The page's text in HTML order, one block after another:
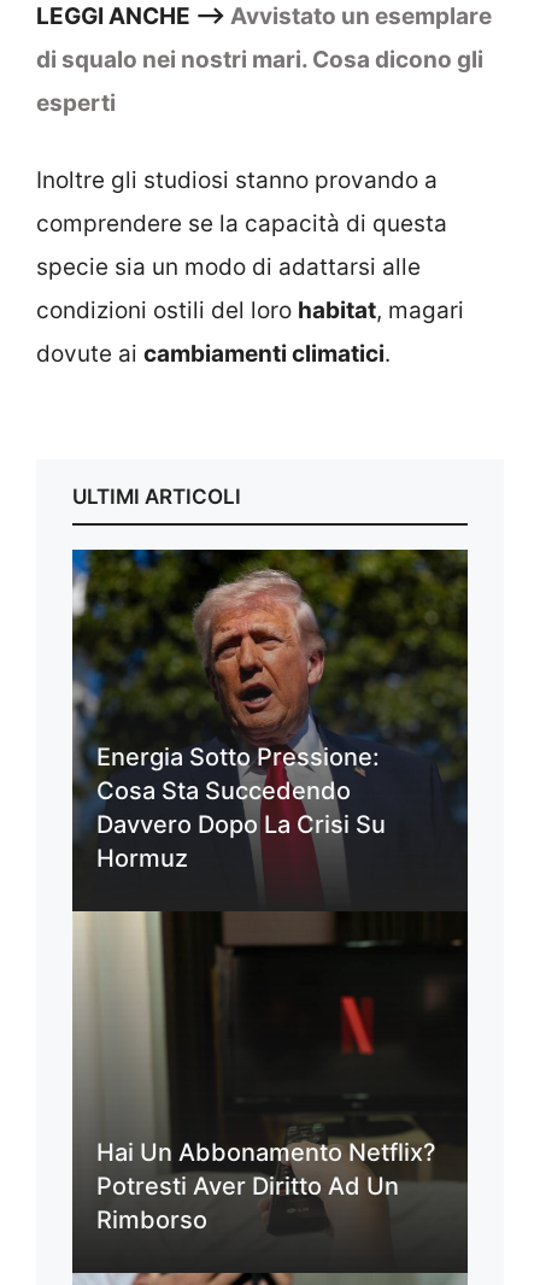
LEGGI ANCHE —> Avvistato un esemplare
di squalo nei nostri mari. Cosa dicono gli
esperti
Inoltre gli studiosi stanno provando a
comprendere se la capacità di questa
specie sia un modo di adattarsi alle
condizioni ostili del loro habitat, magari
dovute ai cambiamenti climatici.
ULTIMI ARTICOLI
Energia Sotto Pressione:
Cosa Sta Succedendo
Davvero Dopo La Crisi Su
Hormuz
Hai Un Abbonamento Netflix?
Potresti Aver Diritto Ad Un
Rimborso